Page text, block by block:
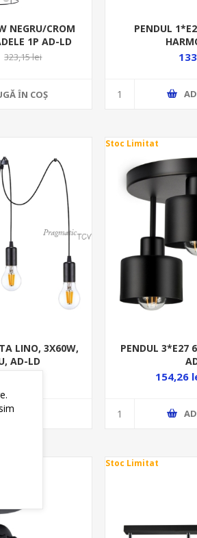
NEGRU/CROM
1P AD-LD
323,15 lei
ȊN COŞ
PENDUL
LINO, 3X60W,
AD-LD
Stoc Limitat
PENDUL 3*E27
154,26
Stoc Limitat